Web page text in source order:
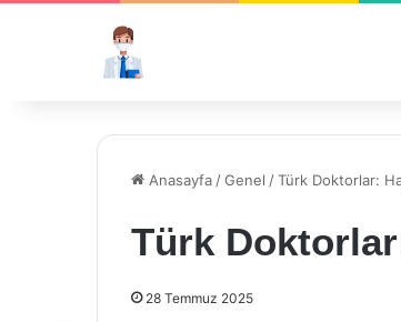
Anasayfa /Genel /Türk Doktorlar:
Türk
28 Temmuz 2025